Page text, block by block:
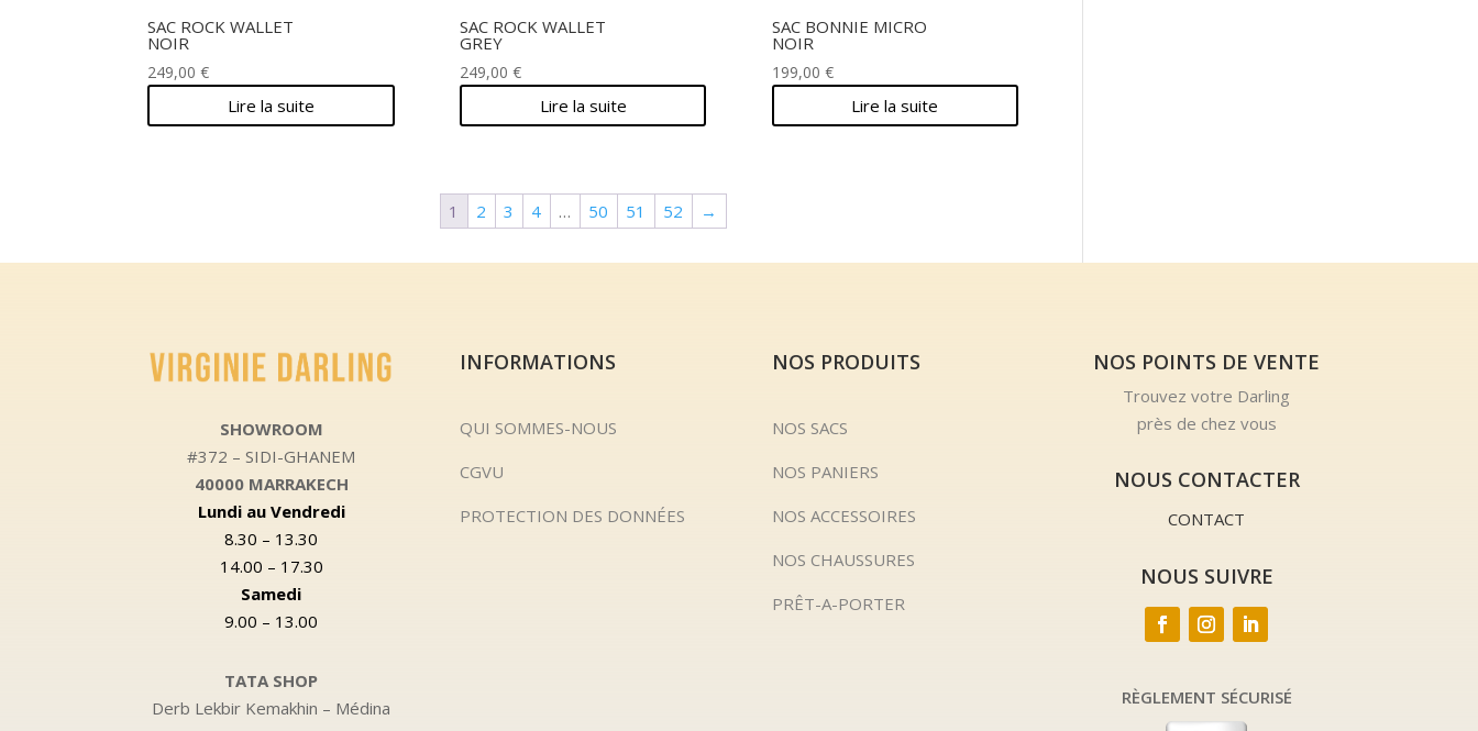
SAC ROCK WALLET
NOIR
249,00€
Lire la suite
SAC ROCK WALLET
GREY
249,00 €
Lire la suite
SAC BONNIE MICRO
NOIR
199,00 €
Lire la suite
1 2 3 4 … 50 51 52 →
SHOWROOM
#372 – SIDI-GHANEM
40000 MARRAKECH
Lundi au Vendredi
8.30 – 13.30
14.00 – 17.30
Samedi
9.00 – 13.00
TATA SHOP
Derb Lekbir Kemakhin – Médina
INFORMATIONS
QUI SOMMES-NOUS
CGVU
PROTECTION DES DONNÉES
NOS PRODUITS
NOS SACS
NOS PANIERS
NOS ACCESSOIRES
NOS CHAUSSURES
PRÊT-A-PORTER
NOS POINTS DE VENTE
Trouvez votre Darling
près de chez vous
NOUS CONTACTER
CONTACT
NOUS SUIVRE
RÈGLEMENT SÉCURISÉ